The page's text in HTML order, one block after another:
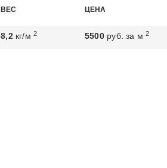
ВЕС
8,2кг/м2
ЦЕНА
5500руб. за м2